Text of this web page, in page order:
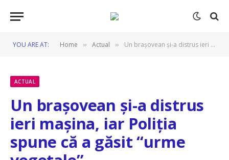
YOU ARE AT: Home » Actual » Un brașovean și-a distrus ieri mașina, iar Poliția spune că a găsit “urme vegetale”
ACTUAL
Un brașovean și-a distrus
ieri mașina, iar Poliția
spune că a găsit “urme